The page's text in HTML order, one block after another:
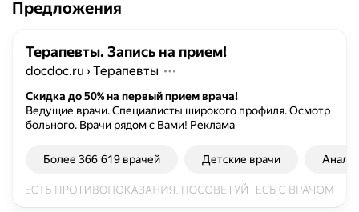
Предложения
Терапевты. Запись на прием!
docdoc.ru › Терапевты
Скидка до 50% на первый прием врача!
Ведущие врачи. Специалисты широкого профиля. Осмотр
больного. Врачи рядом с Вами! Реклама
Более 366 619 врачей Детские врачи